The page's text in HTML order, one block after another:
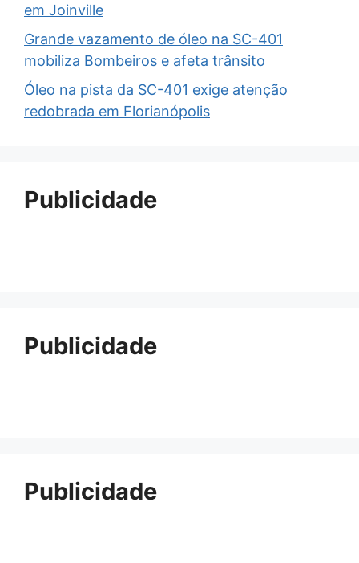
em Joinville
Grande vazamento de óleo na SC-401
mobiliza Bombeiros e afeta trânsito
Óleo na pista da SC-401 exige atenção
redobrada em Florianópolis
Publicidade
Publicidade
Publicidade